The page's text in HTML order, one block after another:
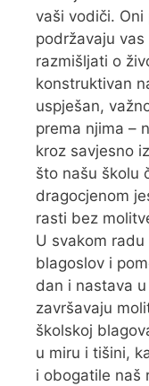
vaši vodiči.
podržavaju
razmišljati o
konstruktivan
uspješan,
prema njima –
kroz savjesno
što našu školu
dragocjenom
rasti bez
U svakom
blagoslov i
dan i nastava
završavaju
školskoj
u miru i tišini,
i obogatile naš